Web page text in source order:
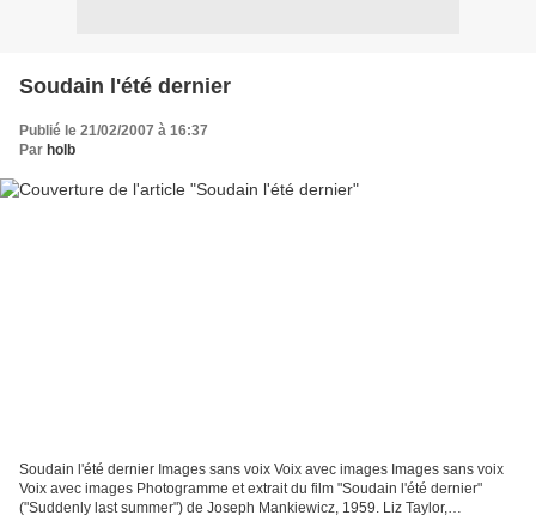
Soudain l'été dernier
Publié le 21/02/2007 à 16:37
Par holb
Soudain l'été dernier Images sans voix Voix avec images Images sans voix
Voix avec images Photogramme et extrait du film "Soudain l'été dernier"
("Suddenly last summer") de Joseph Mankiewicz, 1959. Liz Taylor,